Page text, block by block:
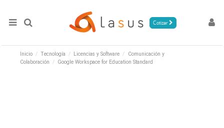
Cotizar
Inicio Tecnología Licencias y Software
Comunicación y
Colaboración
Google Workspace for Education Standard